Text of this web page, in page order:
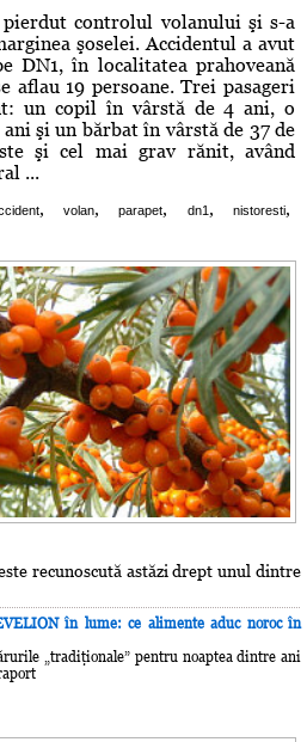
controlul volanului şi s-a
şoselei. Accidentul a avut
DN1, în localitatea prahoveană
aflau 19 persoane. Trei pasageri
un copil în vârstă de 4 ani, o
şi un bărbat în vârstă de 37 de
şi cel mai grav rănit, având
...
, volan, parapet, dn1 , nistoresti,
recunoscută astăzi drept unul dintre
în lume: ce alimente aduc noroc în
„tradiţionale” pentru noaptea dintre ani